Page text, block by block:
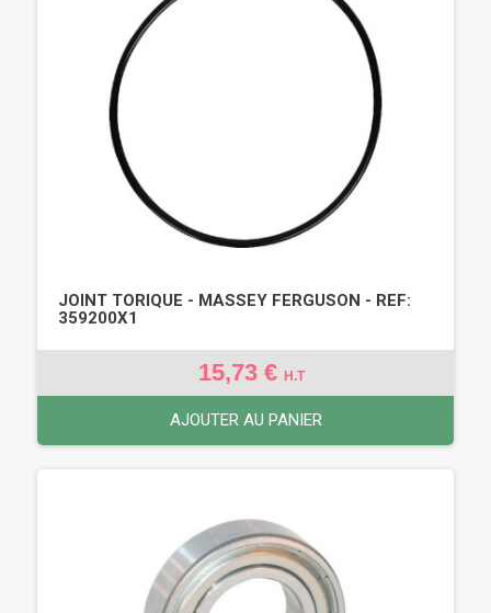
JOINT TORIQUE - MASSEY FERGUSON - REF:
359200X1
15,73 € H.T
AJOUTER AU PANIER